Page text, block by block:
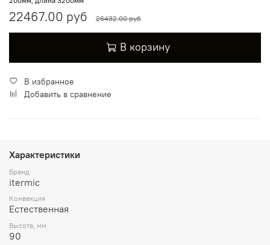
22467.00 руб 26432.00 руб
В корзину
В избранное
Добавить в сравнение
Характеристики
Бренд
itermic
Конвекция
Естественная
Высота, мм
90